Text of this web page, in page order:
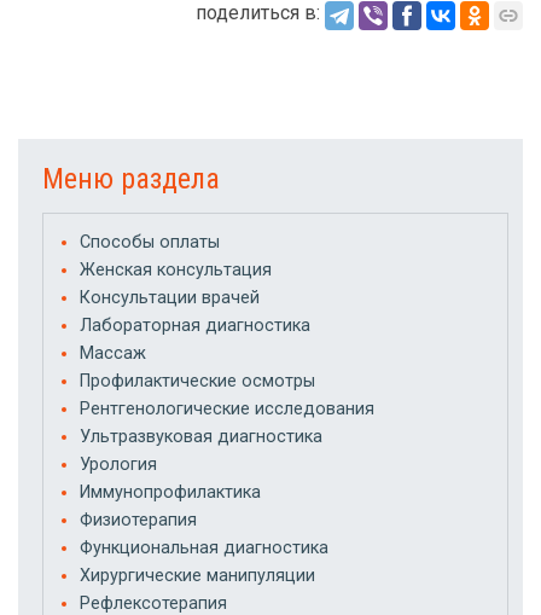
поделиться в:
Меню раздела
Способы оплаты
Женская консультация
Консультации врачей
Лабораторная диагностика
Массаж
Профилактические осмотры
Рентгенологические исследования
Ультразвуковая диагностика
Урология
Иммунопрофилактика
Физиотерапия
Функциональная диагностика
Хирургические манипуляции
Рефлексотерапия